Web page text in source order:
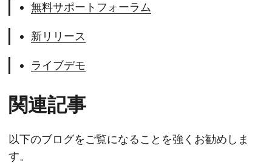
無料サポートフォーラム
新リリース
ライブデモ
関連記事
以下のブログをご覧になることを強くお勧めしま
す。